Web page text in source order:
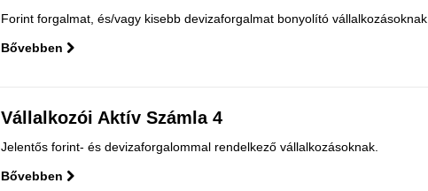
Forint forgalmat, és/vagy kisebb devizaforgalmat bonyolító vállalkozásoknak.
Bővebben
Vállalkozói Aktív Számla 4
Jelentős forint- és devizaforgalommal rendelkező vállalkozásoknak.
Bővebben